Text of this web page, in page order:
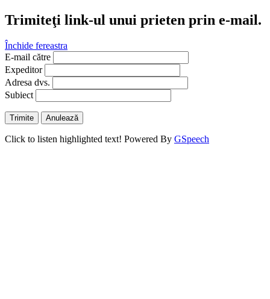
Trimiteţi link-ul unui prieten prin e-mail.
Închide fereastra
E-mail către
Expeditor
Adresa dvs.
Subiect
Trimite Anulează
Click to listen highlighted text! Powered By GSpeech